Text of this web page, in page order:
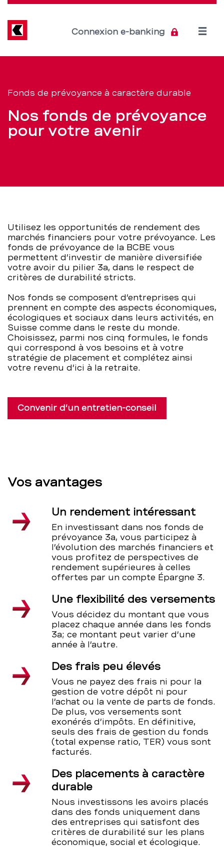
de
prévoyance:
placez
un
pilier
3a
–
BCBE
Direkt
Inhalt
Connexion e-banking
Open
navigation
de
service
Fonds de prévoyance à caractère durable
Nos fonds de prévoyance
pour votre avenir
Utilisez les opportunités de rendement des
marchés financiers pour votre prévoyance. Les
fonds de prévoyance de la BCBE vous
permettent d’investir de manière diversifiée
votre avoir du pilier 3a, dans le respect de
critères de durabilité stricts.
Nos fonds se composent d’entreprises qui
prennent en compte des aspects économiques,
écologiques et sociaux dans leurs activités, en
Suisse comme dans le reste du monde.
Choisissez, parmi nos cinq formules, le fonds
qui correspond à vos besoins et à votre
stratégie de placement et complétez ainsi
votre revenu d’ici à la retraite.
Convenir d’un entretien-conseil
Vos avantages
Un rendement intéressant
En investissant dans nos fonds de
prévoyance 3a, vous participez à
l’évolution des marchés financiers et
vous profitez de perspectives de
rendement supérieures à celles
offertes par un compte Épargne 3.
Une flexibilité des versements
Vous décidez du montant que vous
placez chaque année dans les fonds
3a; ce montant peut varier d’une
année à l’autre.
Des frais peu élevés
Vous ne payez des frais ni pour la
gestion de votre dépôt ni pour
l’achat ou la vente de parts de fonds.
De plus, vos versements sont
exonérés d’impôts. En définitive,
seuls des frais de gestion du fonds
(total expense ratio, TER) vous sont
facturés.
Des placements à caractère
durable
Nous investissons les avoirs placés
dans des fonds uniquement dans
des entreprises qui satisfont des
critères de durabilité sur les plans
économique, social et écologique.